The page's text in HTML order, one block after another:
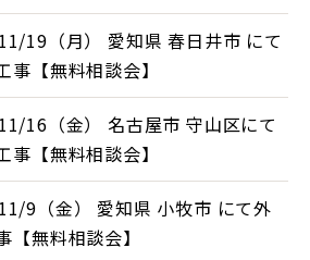
11/19（月） 愛知県 春日井市 にて
【無料相談会】
11/16（金） 名古屋市 守山区にて
【無料相談会】
11/9（金） 愛知県 小牧市 にて外
無料相談会】